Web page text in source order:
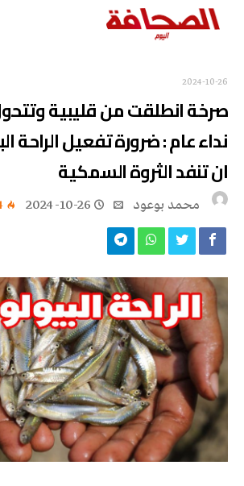
2024-10-26
صرخة انطلقت من قليبية
نداء عام : ضرورة تفعيل الراحة
ان تنفد الثروة السمكية
محمد بوعود 2024-10-26